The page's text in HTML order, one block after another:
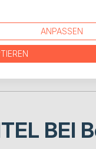
Marktes für
von
in
und
des deutschen
BEI
ANPASSEN